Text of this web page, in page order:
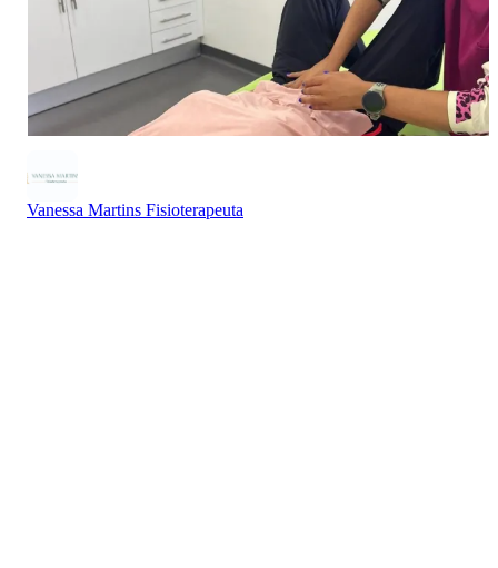
Vanessa Martins Fisioterapeuta